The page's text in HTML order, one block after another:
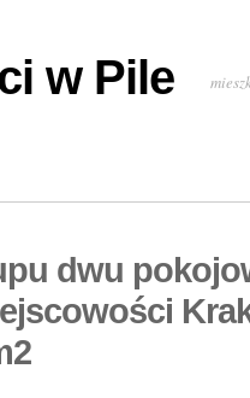
w Pile
dwu